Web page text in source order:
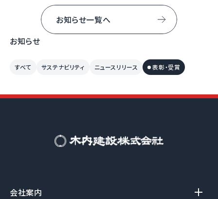
お知らせ一覧へ
お知らせ
すべて サステナビリティ ニュースリリース 表彰・受賞
会社案内